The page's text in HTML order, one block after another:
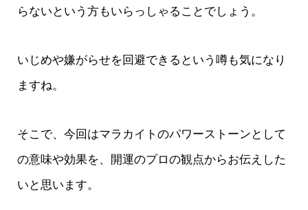
らないという方もいらっしゃることでしょう。
いじめや嫌がらせを回避できるという噂も気になり
ますね。
そこで、今回はマラカイトのパワーストーンとして
の意味や効果を、開運のプロの観点からお伝えした
いと思います。